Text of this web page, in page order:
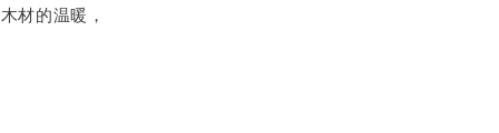
材的温暖，